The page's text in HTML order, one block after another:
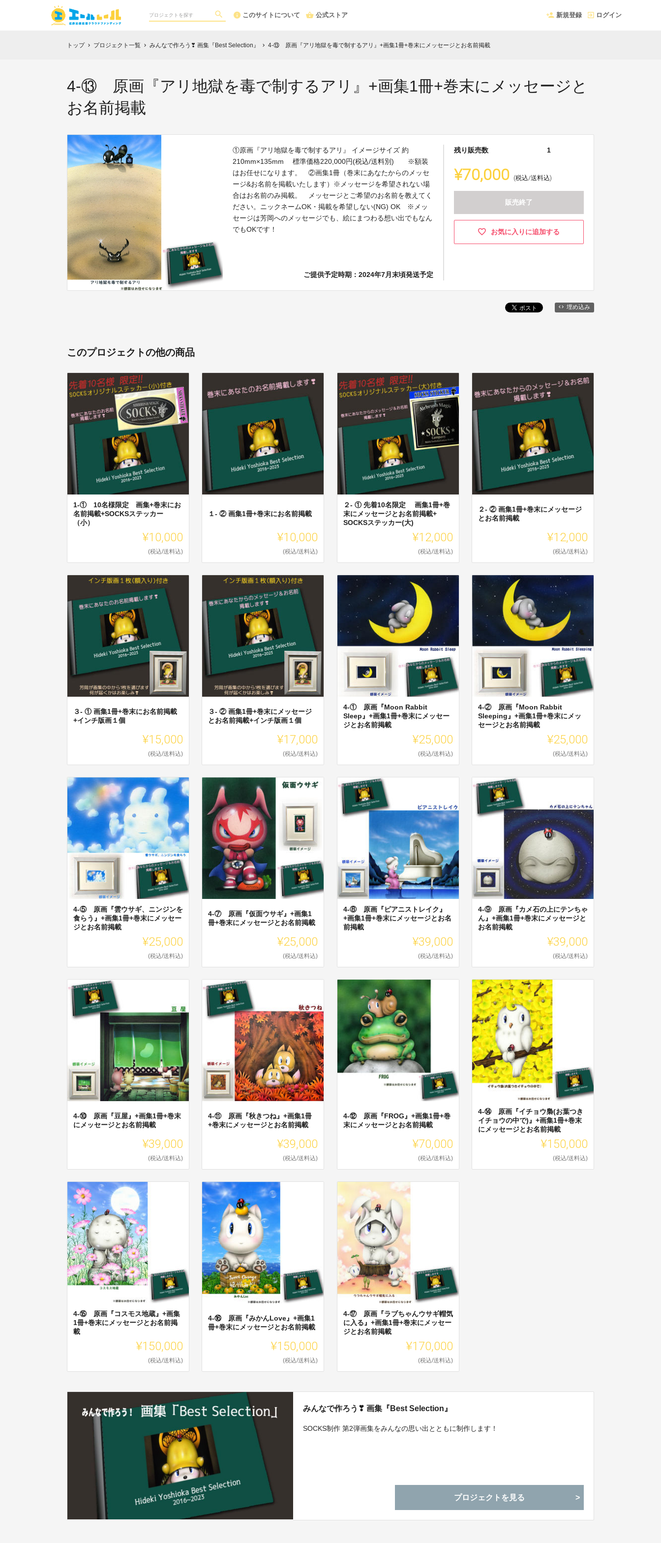
このサイトについて 公式ストア 新規登録 ログイン
トップ chevron_right プロジェクト一覧 chevron_right みんなで作ろう❣ 画集『Best Selection』 chevron_right 4-⑬ 原画『アリ地獄を毒で制するアリ』+画集1冊+巻末にメッセージとお名前掲載
4-⑬ 原画『アリ地獄を毒で制するアリ』+画集1冊+巻末にメッセージと
お名前掲載
①原画『アリ地獄を毒で制するアリ』 イメージサイズ 約
210mm×135mm 標準価格220,000円(税込/送料別) ※額装
はお任せになります。 ②画集1冊（巻末にあなたからのメッセ
ージ&お名前を掲載いたします）※メッセージを希望されない場
合はお名前のみ掲載。 メッセージとご希望のお名前を教えてく
ださい。ニックネームOK・掲載を希望しない(NG) OK ※メッ
セージは芳岡へのメッセージでも、絵にまつわる想い出でもなん
でもOKです！
ご提供予定時期：2024年7月末頃発送予定
残り販売数 1
¥70,000 (税込/送料込)
販売終了
お気に入りに追加する
埋め込み
このプロジェクトの他の商品
1-① 10名様限定 画集+巻末にお
名前掲載+SOCKSステッカー
（小）
¥10,000
(税込/送料込)
１- ② 画集1冊+巻末にお名前掲載
¥10,000
(税込/送料込)
２- ① 先着10名限定 画集1冊+巻
末にメッセージとお名前掲載+
SOCKSステッカー(大)
¥12,000
(税込/送料込)
２- ② 画集1冊+巻末にメッセージ
とお名前掲載
¥12,000
(税込/送料込)
３- ① 画集1冊+巻末にお名前掲載
+インチ版画１個
¥15,000
(税込/送料込)
３- ② 画集1冊+巻末にメッセージ
とお名前掲載+インチ版画１個
¥17,000
(税込/送料込)
4-① 原画『Moon Rabbit
Sleep』+画集1冊+巻末にメッセー
ジとお名前掲載
¥25,000
(税込/送料込)
4-② 原画『Moon Rabbit
Sleeping』+画集1冊+巻末にメッ
セージとお名前掲載
¥25,000
(税込/送料込)
4-⑤ 原画『雲ウサギ、ニンジンを
食らう』+画集1冊+巻末にメッセー
ジとお名前掲載
¥25,000
(税込/送料込)
4-⑦ 原画『仮面ウサギ』+画集1
冊+巻末にメッセージとお名前掲載
¥25,000
(税込/送料込)
4-⑧ 原画『ピアニストレイク』
+画集1冊+巻末にメッセージとお名
前掲載
¥39,000
(税込/送料込)
4-⑨ 原画『カメ石の上にテンちゃ
ん』+画集1冊+巻末にメッセージと
お名前掲載
¥39,000
(税込/送料込)
4-⑩ 原画『豆屋』+画集1冊+巻末
にメッセージとお名前掲載
¥39,000
(税込/送料込)
4-⑪ 原画『秋きつね』+画集1冊
+巻末にメッセージとお名前掲載
¥39,000
(税込/送料込)
4-⑫ 原画『FROG』+画集1冊+巻
末にメッセージとお名前掲載
¥70,000
(税込/送料込)
4-⑭ 原画『イチョウ梟(お葉つき
イチョウの中で)』+画集1冊+巻末
にメッセージとお名前掲載
¥150,000
(税込/送料込)
4-⑮ 原画『コスモス地蔵』+画集
1冊+巻末にメッセージとお名前掲
載
¥150,000
(税込/送料込)
4-⑯ 原画『みかんLove』+画集1
冊+巻末にメッセージとお名前掲載
¥150,000
(税込/送料込)
4-⑰ 原画『ラブちゃんウサギ帽気
に入る』+画集1冊+巻末にメッセー
ジとお名前掲載
¥170,000
(税込/送料込)
みんなで作ろう❣ 画集『Best Selection』
SOCKS制作 第2弾画集をみんなの思い出とともに制作します！
プロジェクトを見る